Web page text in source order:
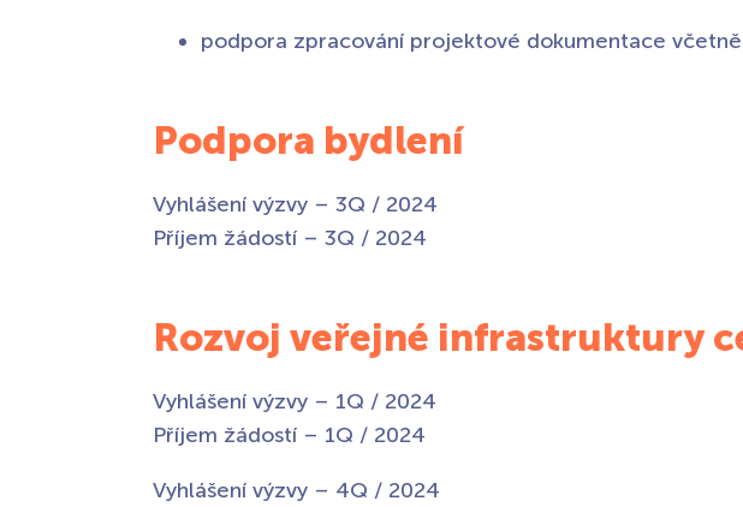
podpora zpracování projektové dokumentace
Podpora bydlení
Vyhlášení výzvy – 3Q / 2024
Příjem žádostí – 3Q / 2024
Rozvoj veřejné infrastruktury
Vyhlášení výzvy – 1Q / 2024
Příjem žádostí – 1Q / 2024
Vyhlášení výzvy – 4Q / 2024